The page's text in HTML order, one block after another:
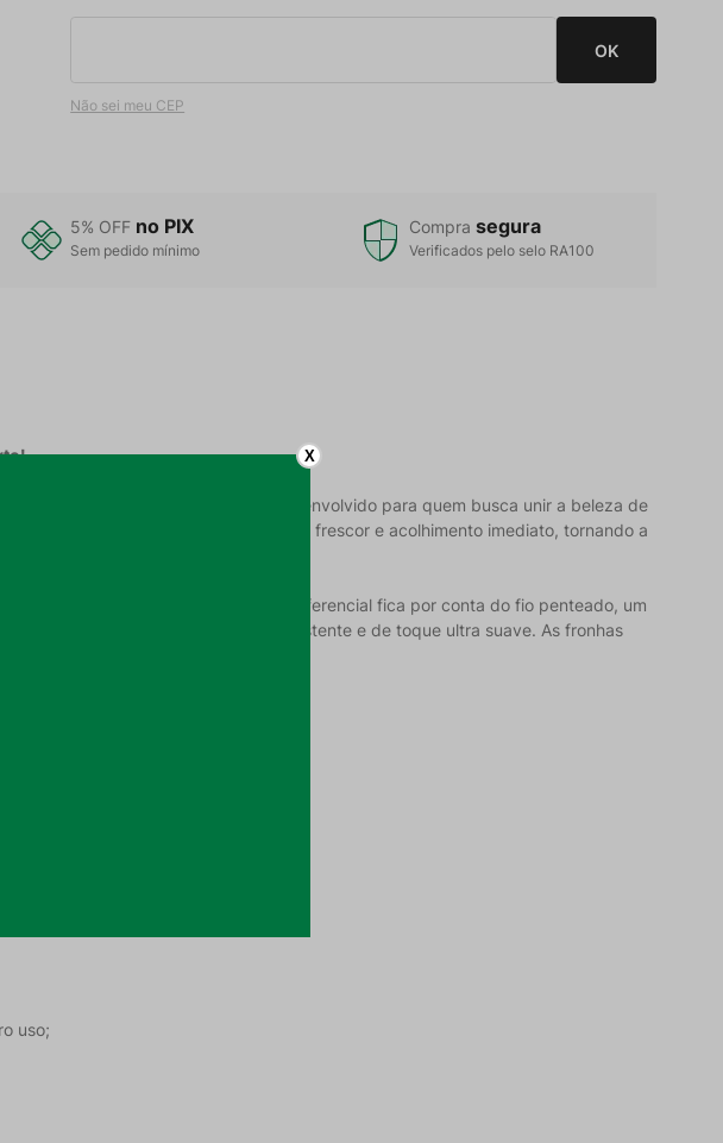
Não sei meu CEP
5% OFF no PIX
Sem pedido mínimo
Compra segura
Verificados pelo selo RA100
Döhler Malu. Este conjunto foi desenvolvido para quem busca unir a beleza de
suaves, ele traz uma sensação de frescor e acolhimento imediato, tornando a
macio e respirável. O diferencial fica por conta do fio penteado, um
em um tecido mais uniforme, resistente e de toque ultra suave. As fronhas
à sua cama.
e de alta qualidade;
uso;
X